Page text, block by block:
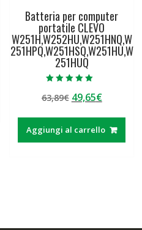
Batteria per computer
portatile CLEVO
W251H,W252HU,W251HNQ,W
251HPQ,W251HSQ,W251HU,W
251HUQ
5.00
su 5
63,89€ Il
originale
era:
49,65€Il
attuale
è:
Aggiungi al carrello